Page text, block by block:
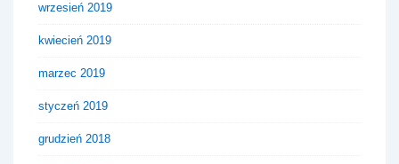
wrzesień 2019
kwiecień 2019
marzec 2019
styczeń 2019
grudzień 2018